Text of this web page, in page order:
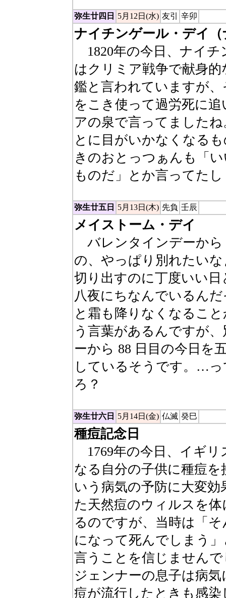
弥生廿四日 5月12日(水) 友引 辛卯
ナイチンゲール・デイ
1820年の今日、ナイチ
はクリミア戦争で献身
鑑と言われていますが
をこき使って過労死に
アの泉で言ってました
とに目がいかなくなる
きのおとっつぁんも「
ものだ」とか言ってたし
弥生廿五日 5月13日(木) 先負 壬辰
メイストーム・デイ
バレンタインデーから
の、やっぱり別れたい
切り出すのに丁度いい
八夜にちなんでいるん
と霜も降りなくなるこ
う言葉があるんですが
ーから 88 日目の今日を
しているそうです。…
ろ？
弥生廿六日 5月14日(金) 仏滅 癸巳
種痘記念日
1769年の今日、イギリ
なる自分の子供に種痘
いう病気の予防に大変
た天然痘のウィルスを
るのですが、当時は「
になって死んでしまう
言うことを信じません
ジェンナーの息子は病
痘が流行したときも感